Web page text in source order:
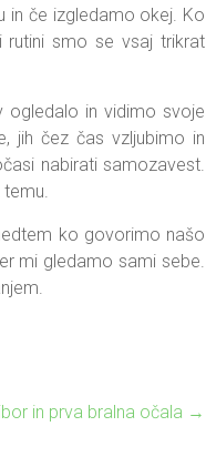
in če izgledamo okej. Ko
smo se vsaj trikrat
ogledalo in vidimo svoje
jih čez čas vzljubimo in
nabirati samozavest.
ko govorimo našo
mi gledamo sami sebe.
in prva bralna očala →